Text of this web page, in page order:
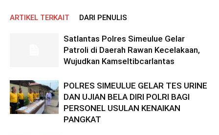
ARTIKEL TERKAIT DARI PENULIS
Satlantas Polres Simeulue Gelar
Patroli di Daerah Rawan Kecelakaan,
Wujudkan Kamseltibcarlantas
POLRES SIMEULUE GELAR TES URINE
DAN UJIAN BELA DIRI POLRI BAGI
PERSONEL USULAN KENAIKAN
PANGKAT